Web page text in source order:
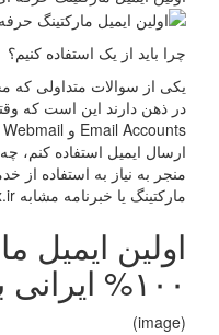
چرا باید از یک استفاده کنیم؟
یکی از سوالات متداولی که
در ذهن دارند این است که
ارسال ایمیل استفاده کنم،
منجر به نیاز به استفاده
مارکتینگ یا خبرنامه مشابه Inbox.ir داشته باشم؟
اولین ایمیل
۱۰۰% ایرانی با INBOX.ir
(image)